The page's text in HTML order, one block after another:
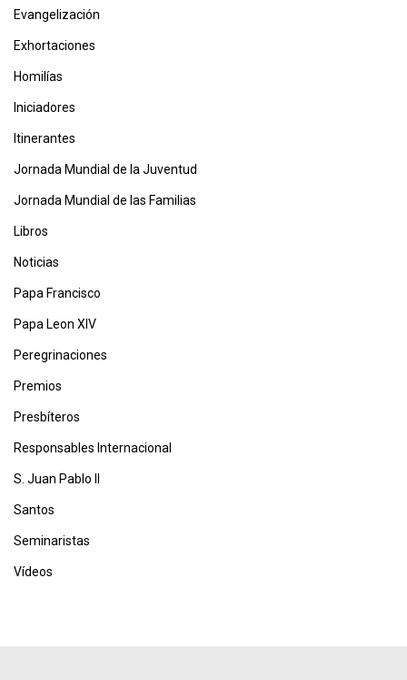
Evangelización
Exhortaciones
Homilías
Iniciadores
Itinerantes
Jornada Mundial de la Juventud
Jornada Mundial de las Familias
Libros
Noticias
Papa Francisco
Papa Leon XIV
Peregrinaciones
Premios
Presbíteros
Responsables Internacional
S. Juan Pablo II
Santos
Seminaristas
Vídeos